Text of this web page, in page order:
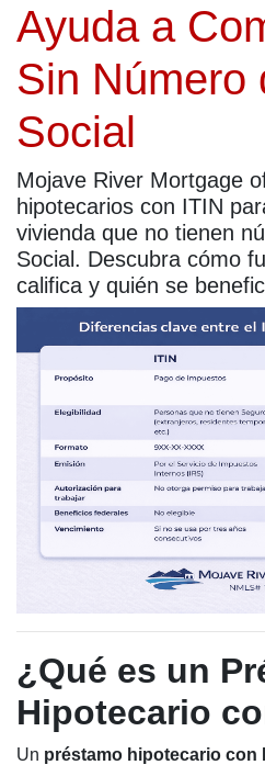
Ayuda a
Sin Número
Social
Mojave River Mortgage
hipotecarios con ITIN
vivienda que no tienen
Social. Descubra cómo
califica y quién se
¿Qué es un
Hipotecario
Un préstamo hipotecario con